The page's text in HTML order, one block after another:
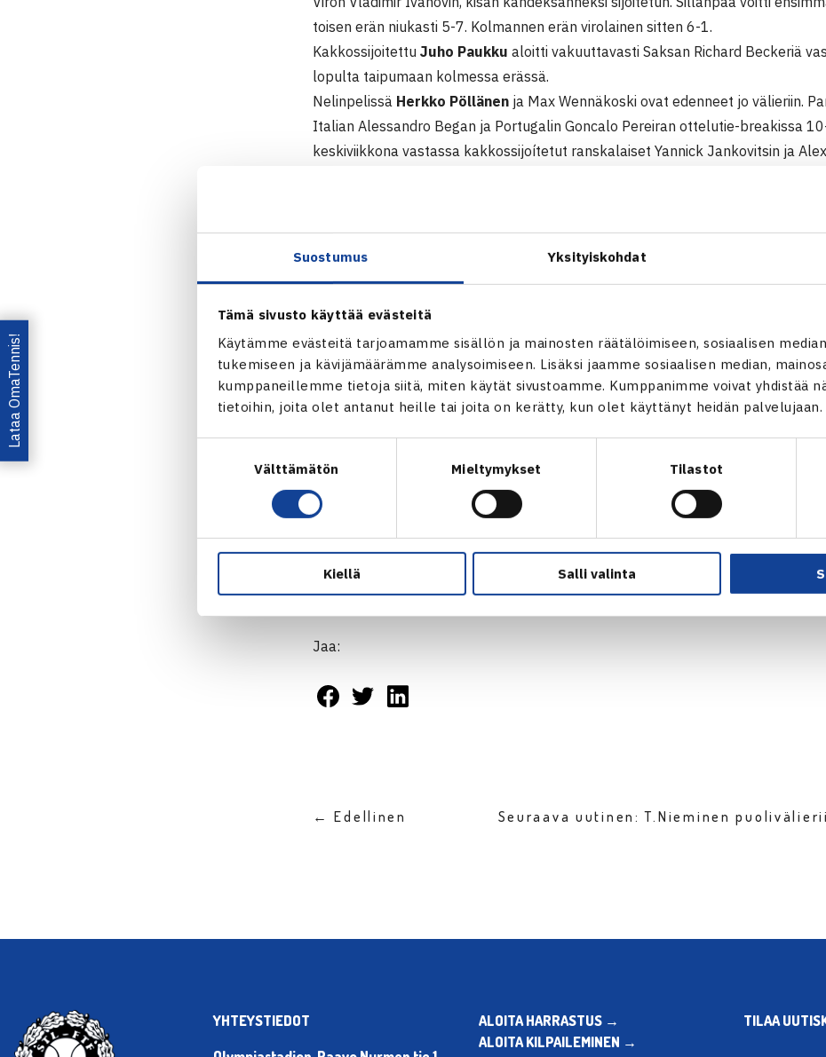
Suostumus Yksityiskohdat
Tämä sivusto käyttää evästeitä
Käytämme evästeitä tarjoamamme sisällön ja mainosten räätälöimiseen, sosiaalisen
tukemiseen ja kävijämäärämme analysoimiseen. Lisäksi jaamme sosiaalisen median,
kumppaneillemme tietoja siitä, miten käytät sivustoamme. Kumppanimme voivat yhdistää
tietoihin, joita olet antanut heille tai joita on kerätty, kun olet käyttänyt heidän palvelujaan.
Välttämätön Mieltymykset Tilastot
Kiellä Salli valinta
toisen erän niukasti 5-7. Kolmannen erän virolainen sitten 6-1.
Kakkossijoitettu Juho Paukku aloitti vakuuttavasti Saksan Richard Beckeriä
lopulta taipumaan kolmessa erässä.
Nelinpelissä Herkko Pöllänen ja Max Wennäkoski ovat edenneet jo välieriin.
Italian Alessandro Began ja Portugalin Goncalo Pereiran ottelutie-breakissa
keskiviikkona vastassa kakkossijoítetut ranskalaiset Yannick Jankovitsin ja
Frederik Brunken Saksa (8. karsija) 20 luov., Vladimir Ivanov Viro (8.) – Henrik
75 61, Richard Becker Saksa – Juho Paukku (2.) 26 64 64
Nelinpeli
Puolivälieriä: Herkko Pöllänen/Max Wennäkoski – Alessandro Bega Italia/
Pajulahden ITF Futures -turnuksen verkkosivut
Timo Nieminen
Jaa:
← Edellinen Seuraava uutinen: T.Nieminen
Lataa OmaTennis!
YHTEYSTIEDOT
ALOITA HARRASTUS →
ALOITA KILPAILEMINEN →
TILAA